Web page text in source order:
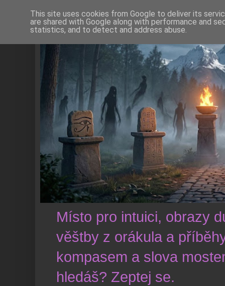
Místo pro intuici, obrazy
věštby z orákula a
kompasem a slova
hledáš? Zeptej se.
This site uses cookies from Google to deliver its
are shared with Google along with performance and
statistics, and to detect and address abuse.